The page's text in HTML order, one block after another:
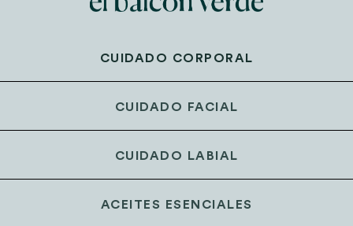
CUIDADO CORPORAL
CUIDADO FACIAL
CUIDADO LABIAL
ACEITES ESENCIALES